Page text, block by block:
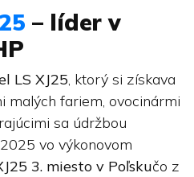
– líder v
LS XJ25 , ktorý si získava
malých fariem, ovocinármi
sa údržbou
vo výkonovom
3. miesto v Poľskučo z